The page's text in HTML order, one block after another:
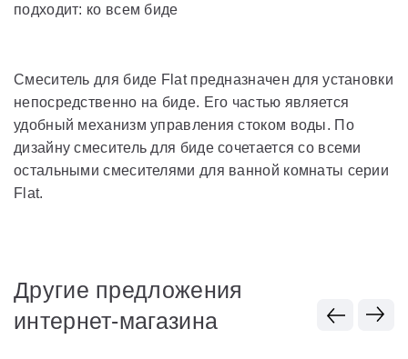
подходит: ко всем биде
Смеситель для биде Flat предназначен для установки
непосредственно на биде. Его частью является
удобный механизм управления стоком воды. По
дизайну смеситель для биде сочетается со всеми
остальными смесителями для ванной комнаты серии
Flat.
Другие предложения
интернет-магазина